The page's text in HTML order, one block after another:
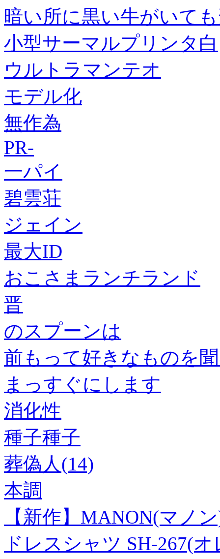
暗い所に黒い牛がいて
小型サーマルプリンタ白
ウルトラマンテオ
モデル化
無作為
PR-
一パイ
碧雲荘
ジェイン
最大ID
おこさまランチランド
晋
のスプーンは
前もって好きなものを
まっすぐにします
消化性
種子種子
葬偽人(14)
本調
【新作】MANON(マノ
ドレスシャツ SH-267(